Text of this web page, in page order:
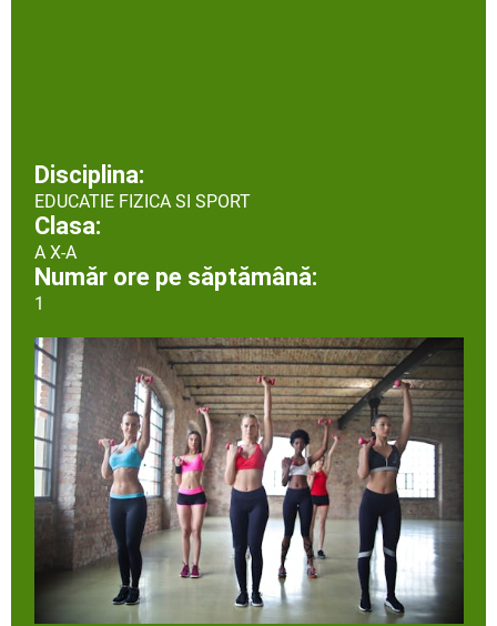
Disciplina:
EDUCATIE FIZICA SI SPORT
Clasa:
A X-A
Număr ore pe săptămână:
1